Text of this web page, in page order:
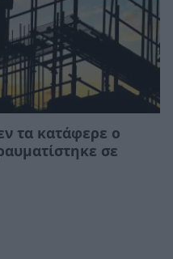
τα κατάφερε ο
σε